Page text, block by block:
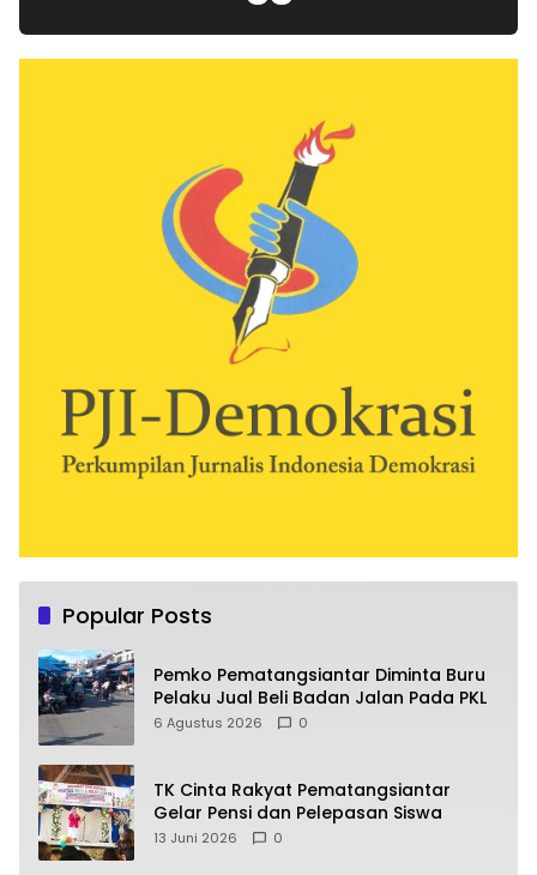
Popular Posts
Pemko Pematangsiantar Diminta Buru
Pelaku Jual Beli Badan Jalan Pada PKL
6 Agustus 2026 0
TK Cinta Rakyat Pematangsiantar
Gelar Pensi dan Pelepasan Siswa
13 Juni 2026 0